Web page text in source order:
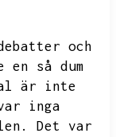
och
så dum
är inte
inga
Det var